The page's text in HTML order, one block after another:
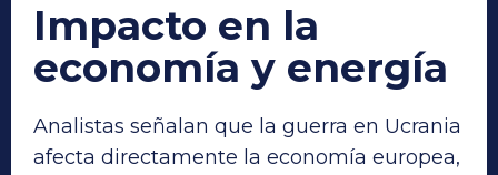
Impacto en la
economía y energía
Analistas señalan que la guerra en Ucrania
afecta directamente la economía europea,